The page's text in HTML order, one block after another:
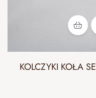
KOLCZYKI KOŁA